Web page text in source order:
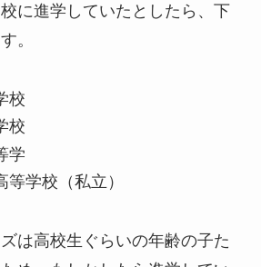
に進学していたとしたら、下
。
校
校
学
学校（私立）
は高校生ぐらいの年齢の子た